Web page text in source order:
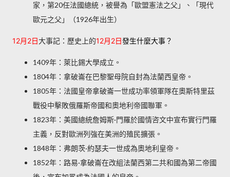
家，第20任法國總統，被譽為「歐盟憲法之父」、「現代
歐元之父」（1926年出生）
12月2日大事記：歷史上的12月2日發生什麼大事？
1409年：萊比錫大學成立。
1804年：拿破崙在巴黎聖母院自封為法蘭西皇帝。
1805年：法國皇帝拿破崙一世成功率領軍隊在奧斯特里茲
戰役中擊敗俄羅斯帝國和奧地利帝國聯軍。
1823年：美國總統詹姆斯·門羅於國情咨文中宣布實行門羅
主義，反對歐洲列強在美洲的殖民擴張。
1848年：弗朗茨·約瑟夫一世成為奧地利皇帝。
1852年：路易·拿破崙在改組法蘭西第二共和國為第二帝國